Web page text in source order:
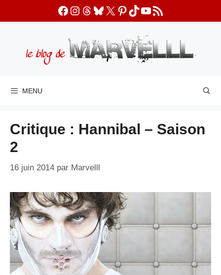
Facebook
Instagram
Threads
Bluesky
X Pinterest
TikTok
YouTube
Flux RSS
MENU
Critique : Hannibal – Saison
2
16 juin 2014 par Marvelll